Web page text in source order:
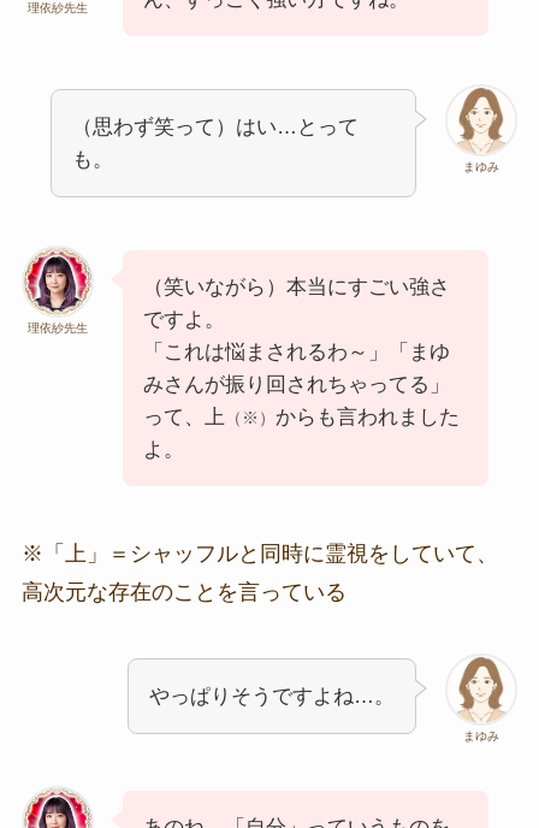
理依紗先生
まゆみ
（思わず笑って）はい…とって
も。
理依紗先生
（笑いながら）本当にすごい強さ
ですよ。
「これは悩まされるわ～」「まゆ
みさんが振り回されちゃってる」
って、上
（※） からも言われました
よ。
※「上」＝シャッフルと同時に霊視をしていて、
高次元な存在のことを言っている
まゆみ
やっぱりそうですよね…。